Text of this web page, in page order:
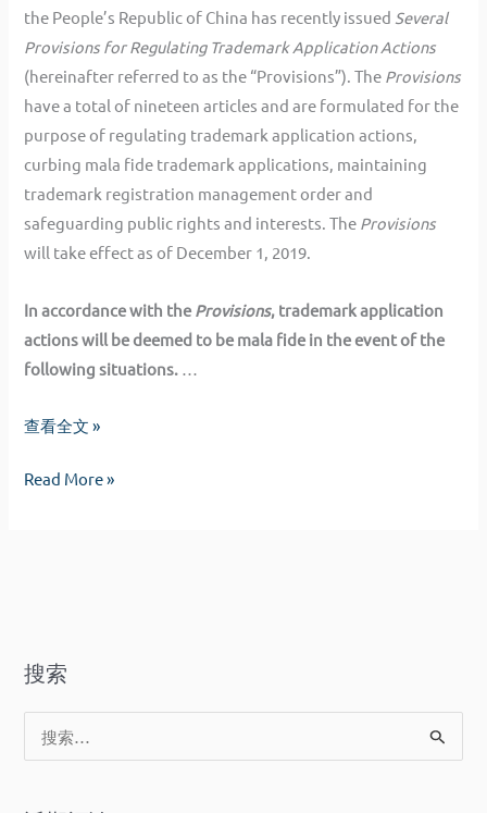
the People’s Republic of China has recently issued Several
Provisions for Regulating Trademark Application Actions
(hereinafter referred to as the “Provisions”). The Provisions
have a total of nineteen articles and are formulated for the
purpose of regulating trademark application actions,
curbing mala fide trademark applications, maintaining
trademark registration management order and
safeguarding public rights and interests. The Provisions
will take effect as of December 1, 2019.
In accordance with the Provisions, trademark application
actions will be deemed to be mala fide in the event of the
following situations.
China
New
Trademark
Squatting
查看全文 »
China
Upon
Trademark
Squatting
Read More »
搜索
索